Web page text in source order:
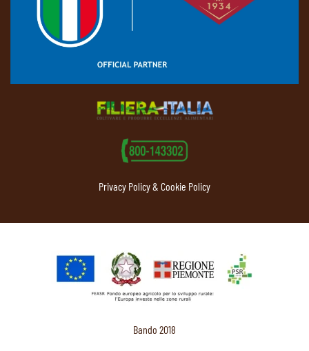
Privacy Policy & Cookie Policy
Bando 2018